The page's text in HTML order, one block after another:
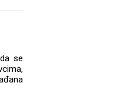
se